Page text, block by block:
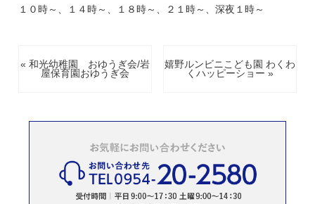
１０時～、１４時～、１８時～、２１時～、深夜１時～
« 和光幼稚園 おゆうぎ会/岩
屋保育園おゆうぎ会
嬉野ルンビニこども園 わくわ
くハッピーショー »